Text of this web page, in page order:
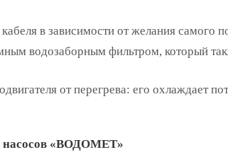
в зависимости от желания самого
водозаборным фильтром, который
от перегрева: его охлаждает
насосов «ВОДОМЕТ»